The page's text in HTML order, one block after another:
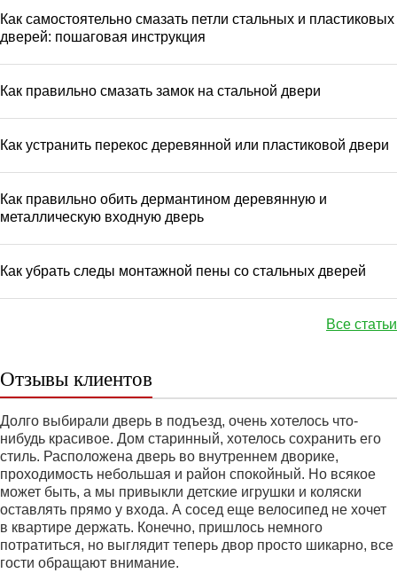
Как самостоятельно смазать петли стальных и пластиковых
дверей: пошаговая инструкция
Как правильно смазать замок на стальной двери
Как устранить перекос деревянной или пластиковой двери
Как правильно обить дермантином деревянную и
металлическую входную дверь
Как убрать следы монтажной пены со стальных дверей
Все статьи
Отзывы клиентов
Долго выбирали дверь в подъезд, очень хотелось что-
нибудь красивое. Дом старинный, хотелось сохранить его
стиль. Расположена дверь во внутреннем дворике,
проходимость небольшая и район спокойный. Но всякое
может быть, а мы привыкли детские игрушки и коляски
оставлять прямо у входа. А сосед еще велосипед не хочет
в квартире держать. Конечно, пришлось немного
потратиться, но выглядит теперь двор просто шикарно, все
гости обращают внимание.